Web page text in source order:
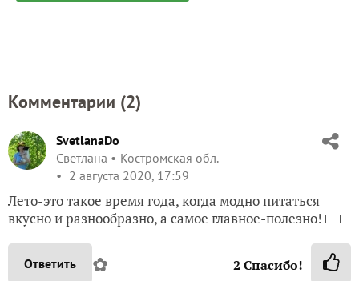
Комментарии (2)
SvetlanaDo
Светлана
Костромская обл.
2 августа 2020, 17:59
Лето-это такое время года, когда модно питаться
вкусно и разнообразно, а самое главное-полезно!+++
Ответить ✿ 2 Спасибо!